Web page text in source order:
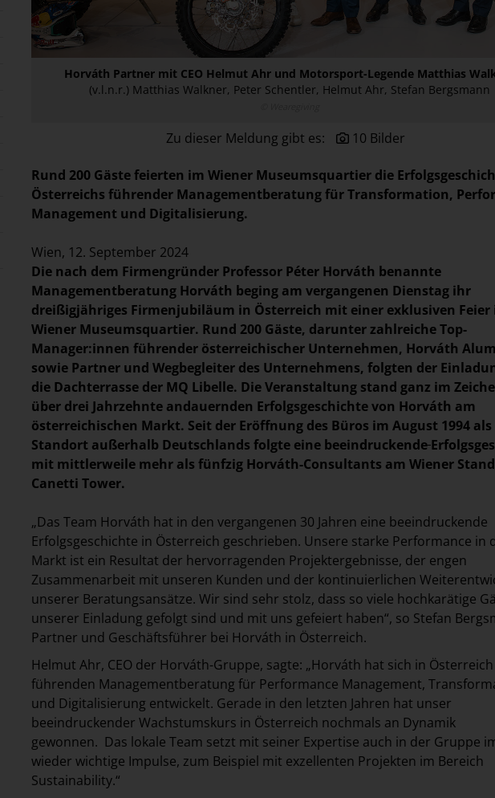
Horváth Partner mit CEO Helmut Ahr und Motorsport-Legende Matthias
(v.l.n.r.) Matthias Walkner, Peter Schentler, Helmut Ahr, Stefan Bergsmann
Zu dieser Meldung gibt es: 10 Bilder
Rund 200 Gäste feierten im Wiener Museumsquartier die
Österreichs führender Managementberatung für Transformation,
Management und Digitalisierung.
Wien, 12. September 2024
Die nach dem Firmengründer Professor Péter Horváth benannte
Managementberatung Horváth beging am vergangenen Dienstag ihr
dreißigjähriges Firmenjubiläum in Österreich mit einer exklusiven Feier
Wiener Museumsquartier. Rund 200 Gäste, darunter zahlreiche Top-
Manager:innen führender österreichischer Unternehmen, Horváth
sowie Partner und Wegbegleiter des Unternehmens, folgten der
die Dachterrasse der MQ Libelle. Die Veranstaltung stand ganz im
über drei Jahrzehnte andauernden Erfolgsgeschichte von Horváth am
österreichischen Markt. Seit der Eröffnung des Büros im August 1994
Standort außerhalb Deutschlands folgte eine beeindruckende
mit mittlerweile mehr als fünfzig Horváth-Consultants am Wiener
Canetti Tower.
„Das Team Horváth hat in den vergangenen 30 Jahren eine beeindruckende
Erfolgsgeschichte in Österreich geschrieben. Unsere starke Performance in
Markt ist ein Resultat der hervorragenden Projektergebnisse, der engen
Zusammenarbeit mit unseren Kunden und der kontinuierlichen
unserer Beratungsansätze. Wir sind sehr stolz, dass so viele hochkarätige
unserer Einladung gefolgt sind und mit uns gefeiert haben“, so Stefan
Partner und Geschäftsführer bei Horváth in Österreich.
Helmut Ahr, CEO der Horváth-Gruppe, sagte: „Horváth hat sich in
führenden Managementberatung für Performance Management,
und Digitalisierung entwickelt. Gerade in den letzten Jahren hat unser
beeindruckender Wachstumskurs in Österreich nochmals an Dynamik
gewonnen. Das lokale Team setzt mit seiner Expertise auch in der Gruppe
wieder wichtige Impulse, zum Beispiel mit exzellenten Projekten im Bereich
Sustainability.“